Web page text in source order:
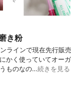
き粉
ラインで現在先行販
かく使っていてオー
ものなの…続きを見る